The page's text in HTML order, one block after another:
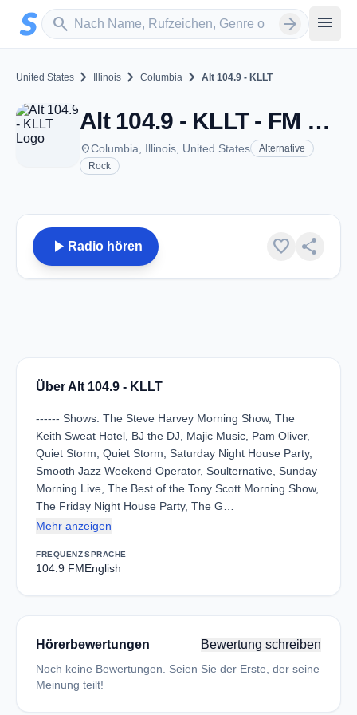
Zum Hauptinhalt springen
search
Sender suchen arrow_forward menu
United States chevron_right Illinois chevron_right Columbia chevron_right Alt 104.9 - KLLT
Alt 104.9 - KLLT - FM 104.9 - Columbia, IL
placeColumbia, Illinois, United States
Alternative
Rock
play_arrow Radio hören favorite share
Über Alt 104.9 - KLLT
------ Shows: The Steve Harvey Morning Show, The
Keith Sweat Hotel, BJ the DJ, Majic Music, Pam Oliver,
Quiet Storm, Quiet Storm, Saturday Night House Party,
Smooth Jazz Weekend Operator, Soulternative, Sunday
Morning Live, The Best of the Tony Scott Morning Show,
The Friday Night House Party, The G…
Mehr anzeigen
FREQUENZ
104.9 FM
SPRACHE
English
Hörerbewertungen Bewertung schreiben
Noch keine Bewertungen. Seien Sie der Erste, der seine
Meinung teilt!